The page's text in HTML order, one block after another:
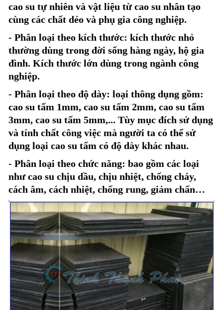
cao su tự nhiên và vật liệu từ cao su nhân tạo
cùng các chất dẻo và phụ gia công nghiệp.
- Phân loại theo kích thước: kích thước nhỏ
thường dùng trong đời sống hàng ngày, hộ gia
đình. Kích thước lớn dùng trong ngành công
nghiệp.
- Phân loại theo độ dày: loại thông dụng gồm:
cao su tấm 1mm, cao su tấm 2mm, cao su tấm
3mm, cao su tấm 5mm,... Tùy mục đích sử dụng
và tính chất công việc mà người ta có thể sử
dụng loại cao su tấm có độ dày khác nhau.
- Phân loại theo chức năng: bao gồm các loại
như cao su chịu dầu, chịu nhiệt, chống cháy,
cách âm, cách nhiệt, chống rung, giảm chấn…